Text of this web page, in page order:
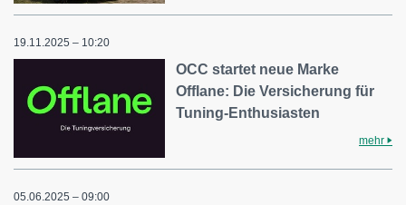
19.11.2025 – 10:20
OCC startet neue Marke
Offlane: Die Versicherung für
Tuning-Enthusiasten
mehr
05.06.2025 – 09:00